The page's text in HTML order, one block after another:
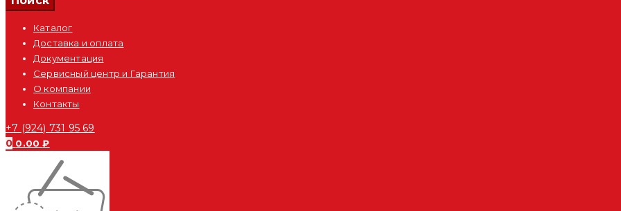
Каталог
Доставка и оплата
Документация
Сервисный центр и Гарантия
О компании
Контакты
+7 (924) 731 95 69
0 0.00₽